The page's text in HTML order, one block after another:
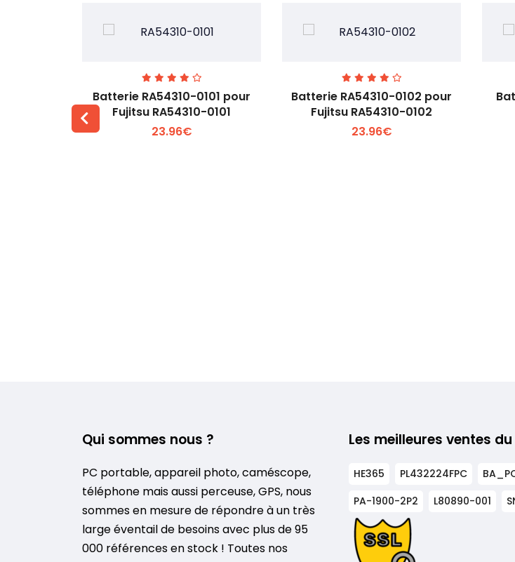
Voir plus +
Batterie RA54310-0101 pour
Fujitsu RA54310-0101
23.96€
Voir plus +
Batterie RA54310-0102 pour
Fujitsu RA54310-0102
23.96€
Qui sommes nous ?
PC portable, appareil photo, caméscope,
téléphone mais aussi perceuse, GPS, nous
sommes en mesure de répondre à un très
large éventail de besoins avec plus de 95
000 références en stock ! Toutes nos
Les meilleures ventes
HE365 PL432224FPC
PA-1900-2P2
L80890-001